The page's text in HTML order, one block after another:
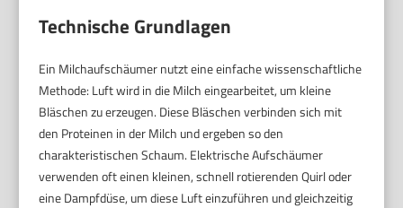
Technische Grundlagen
Ein Milchaufschäumer nutzt eine einfache wissenschaftliche
Methode: Luft wird in die Milch eingearbeitet, um kleine
Bläschen zu erzeugen. Diese Bläschen verbinden sich mit
den Proteinen in der Milch und ergeben so den
charakteristischen Schaum. Elektrische Aufschäumer
verwenden oft einen kleinen, schnell rotierenden Quirl oder
eine Dampfdüse, um diese Luft einzuführen und gleichzeitig